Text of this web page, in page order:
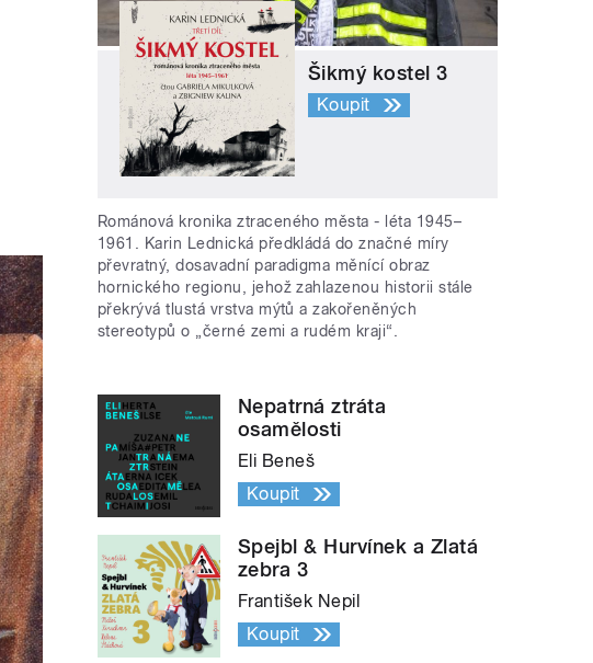
Šikmý kostel 3
Koupit
Románová kronika ztraceného města - léta 1945–
1961. Karin Lednická předkládá do značné míry
převratný, dosavadní paradigma měnící obraz
hornického regionu, jehož zahlazenou historii stále
překrývá tlustá vrstva mýtů a zakořeněných
stereotypů o „černé zemi a rudém kraji“.
Nepatrná ztráta
osamělosti
Eli Beneš
Koupit
Spejbl & Hurvínek a Zlatá
zebra 3
František Nepil
Koupit